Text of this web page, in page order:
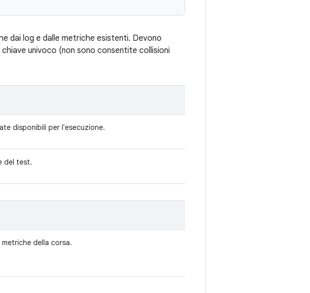
dai log e dalle metriche esistenti. Devono
univoco (non sono consentite collisioni
disponibili per l'esecuzione.
del test.
della corsa.